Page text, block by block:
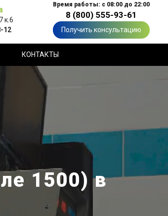
к.6
12
Время работы: с 08:00 до 22:00
8 (800) 555-93-61
Получить консультацию
КОНТАКТЫ
1500) в